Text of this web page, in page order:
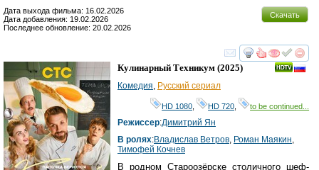
Скачать
Дата выхода фильма: 16.02.2026
Дата добавления: 19.02.2026
Последнее обновление: 20.02.2026
смотреть
Кулинарный Техникум (2025)
Комедия, Русский сериал
HD 1080, HD 720, to be continued...
Режиссер:Димитрий Ян
В ролях:Владислав Ветров, Роман Маякин,
Тимофей Кочнев
В родном Староозёрске столичного шеф-